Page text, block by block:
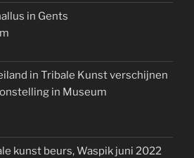
in Gents
in Tribale Kunst verschijnen
in Museum
kunst beurs, Waspik juni 2022